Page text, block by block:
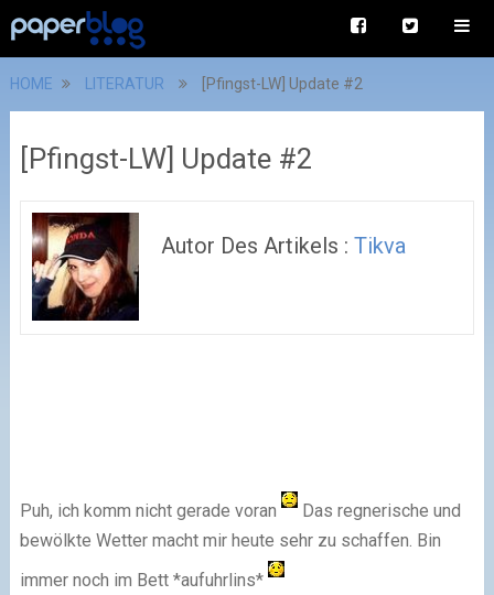
HOME LITERATUR [Pfingst-LW] Update #2
[Pfingst-LW] Update #2
Autor Des Artikels :Tikva
Puh, ich komm nicht gerade voran
Das regnerische und
bewölkte Wetter macht mir heute sehr zu schaffen. Bin
immer noch im Bett *aufuhrlins*